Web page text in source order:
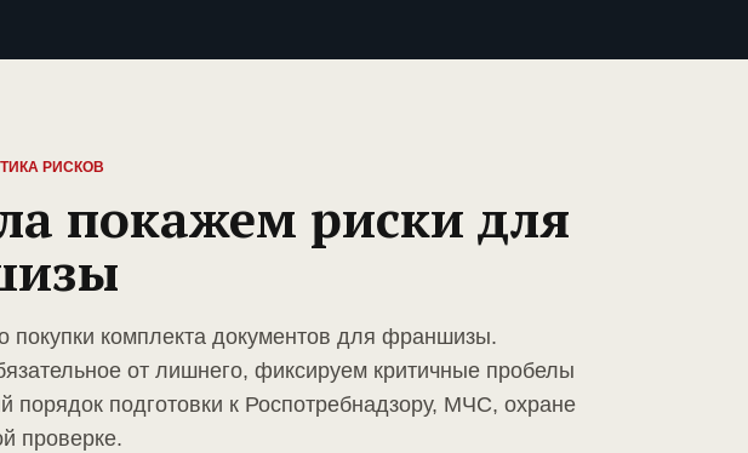
РИСКОВ
покажем риски для
покупки комплекта документов для франшизы.
от лишнего, фиксируем критичные пробелы
порядок подготовки к Роспотребнадзору, МЧС, охране
проверке.